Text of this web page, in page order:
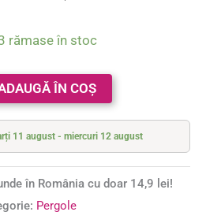
rămase în stoc
ÎN COȘ
11 august - miercuri 12 august
în România cu doar 14,9 lei!
Pergole